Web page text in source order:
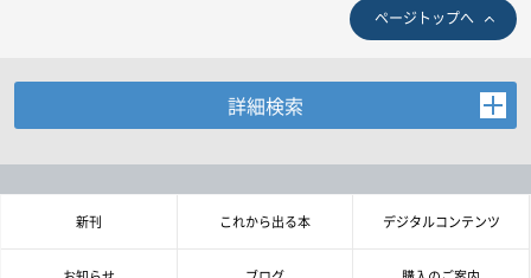
ページトップへ
詳細検索
情報を入力、選択後検索ボタンを押してください。
新刊 これから出る本 デジタルコンテンツ